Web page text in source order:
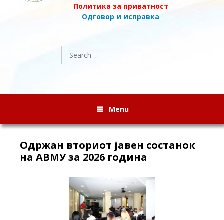
Политика за приватност
Одговор и исправка
Search
for:
Menu
Одржан вториот јавен состанок
на АВМУ за 2026 година